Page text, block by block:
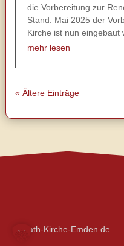
die Vorbereitung zur
Stand: Mai 2025 der
Kirche ist nun eingebaut
mehr lesen
« Ältere Einträge
© Kath-Kirche-Emden.de